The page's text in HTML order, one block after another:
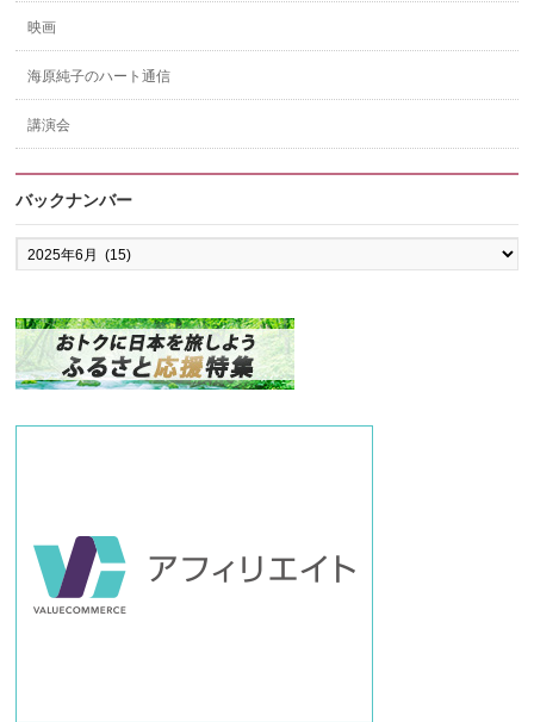
映画
海原純子のハート通信
講演会
バックナンバー
バ
ッ
ン
バ
ー